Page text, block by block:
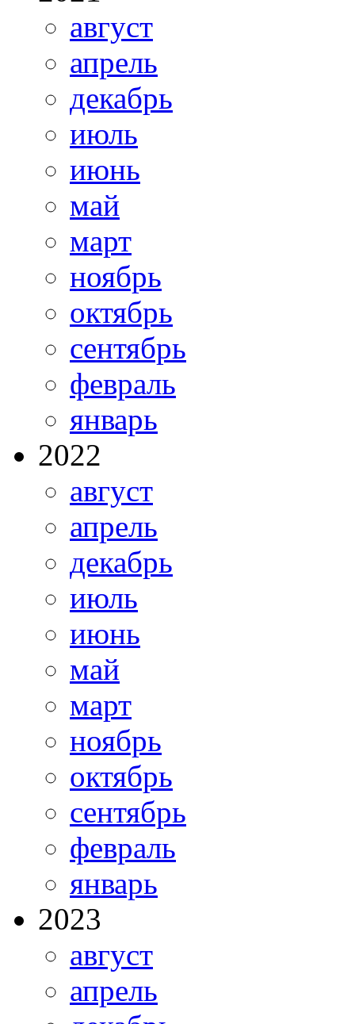
август
апрель
декабрь
июль
июнь
май
март
ноябрь
октябрь
сентябрь
февраль
январь
2022
август
апрель
декабрь
июль
июнь
май
март
ноябрь
октябрь
сентябрь
февраль
январь
2023
август
апрель